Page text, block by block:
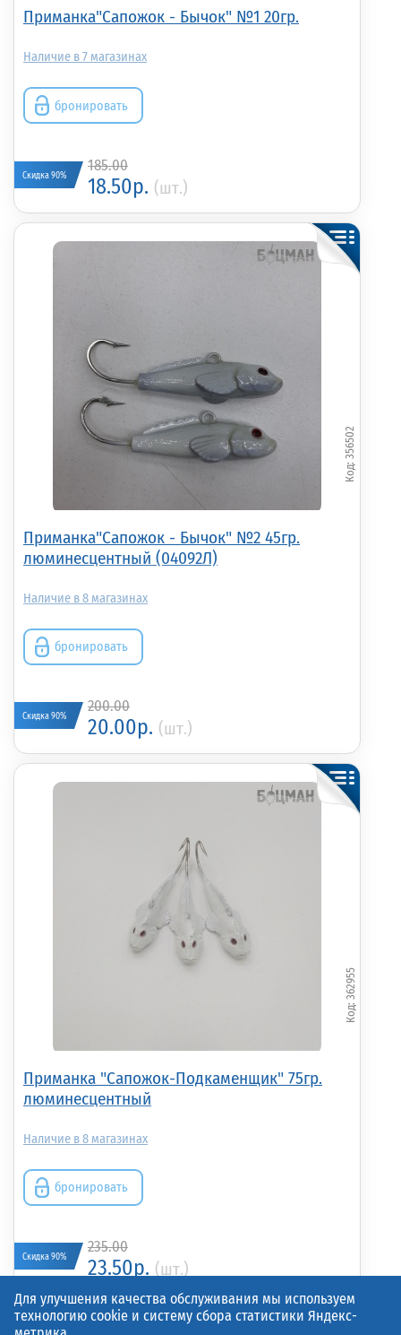
Приманка"Сапожок - Бычок" №1 20гр.
7
бронировать
Скидка 90%
185.00
18.50р. (шт.)
Приманка"Сапожок - Бычок" №2 45гр.
люминесцентный (04092Л)
356502
8
бронировать
Скидка 90%
200.00
20.00р. (шт.)
Приманка "Сапожок-Подкаменщик" 75гр.
люминесцентный
362955
8
бронировать
Скидка 90%
235.00
23.50р. (шт.)
Для улучшения качества обслуживания мы используем
технологию cookie и систему сбора статистики Яндекс-